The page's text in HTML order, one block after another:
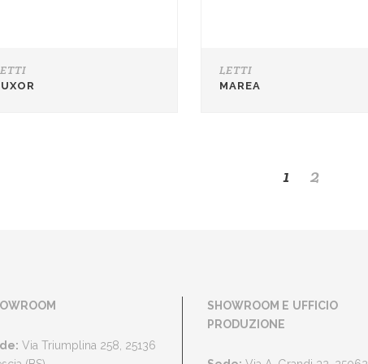
LETTI
MAREA
1 2
Via Triumplina 258, 25136
SHOWROOM E UFFICIO
PRODUZIONE